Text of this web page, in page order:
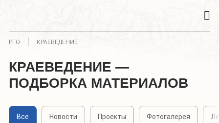
РГО КРАЕВЕДЕНИЕ
КРАЕВЕДЕНИЕ —
ПОДБОРКА МАТЕРИАЛОВ
Все Новости Проекты Фотогалерея